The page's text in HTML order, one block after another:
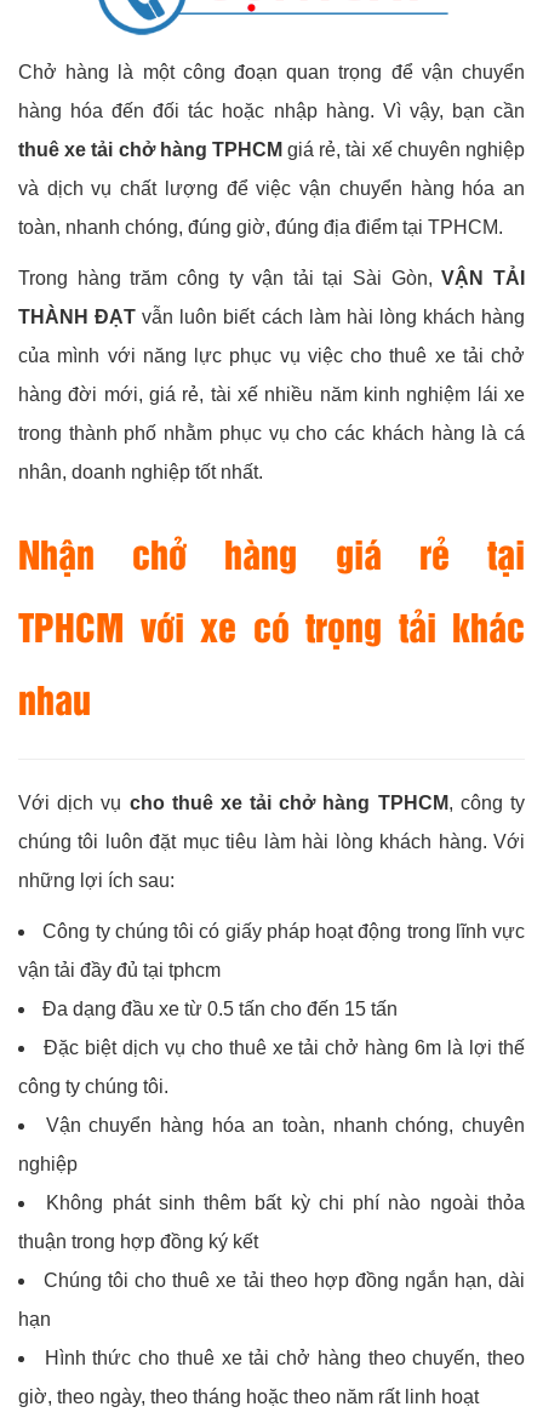
Chở hàng là một công đoạn quan trọng để vận chuyển
hàng hóa đến đối tác hoặc nhập hàng. Vì vậy, bạn cần
thuê xe tải chở hàng TPHCM giá rẻ, tài xế chuyên nghiệp
và dịch vụ chất lượng để việc vận chuyển hàng hóa an
toàn, nhanh chóng, đúng giờ, đúng địa điểm tại TPHCM.
Trong hàng trăm công ty vận tải tại Sài Gòn,VẬN TẢI
THÀNH ĐẠT vẫn luôn biết cách làm hài lòng khách hàng
của mình với năng lực phục vụ việc cho thuê xe tải chở
hàng đời mới, giá rẻ, tài xế nhiều năm kinh nghiệm lái xe
trong thành phố nhằm phục vụ cho các khách hàng là cá
nhân, doanh nghiệp tốt nhất.
Nhận chở hàng giá rẻ tại
TPHCM với xe có trọng tải khác
nhau
Với dịch vụ cho thuê xe tải chở hàng TPHCM, công ty
chúng tôi luôn đặt mục tiêu làm hài lòng khách hàng. Với
những lợi ích sau:
Công ty chúng tôi có giấy pháp hoạt động trong lĩnh vực
vận tải đầy đủ tại tphcm
Đa dạng đầu xe từ 0.5 tấn cho đến 15 tấn
Đặc biệt dịch vụ cho thuê xe tải chở hàng 6m là lợi thế
công ty chúng tôi.
Vận chuyển hàng hóa an toàn, nhanh chóng, chuyên
nghiệp
Không phát sinh thêm bất kỳ chi phí nào ngoài thỏa
thuận trong hợp đồng ký kết
Chúng tôi cho thuê xe tải theo hợp đồng ngắn hạn, dài
hạn
Hình thức cho thuê xe tải chở hàng theo chuyến, theo
giờ, theo ngày, theo tháng hoặc theo năm rất linh hoạt